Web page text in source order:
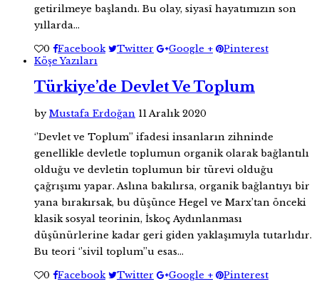
getirilmeye başlandı. Bu olay, siyasî hayatımızın son
yıllarda…
0
Facebook Twitter Google +
Pinterest
Köşe Yazıları
Türkiye’de Devlet Ve Toplum
byMustafa Erdoğan 11 Aralık 2020
‘’Devlet ve Toplum’’ ifadesi insanların zihninde
genellikle devletle toplumun organik olarak bağlantılı
olduğu ve devletin toplumun bir türevi olduğu
çağrışımı yapar. Aslına bakılırsa, organik bağlantıyı bir
yana bırakırsak, bu düşünce Hegel ve Marx’tan önceki
klasik sosyal teorinin, İskoç Aydınlanması
düşünürlerine kadar geri giden yaklaşımıyla tutarlıdır.
Bu teori ‘’sivil toplum’’u esas…
0
Facebook Twitter Google +
Pinterest